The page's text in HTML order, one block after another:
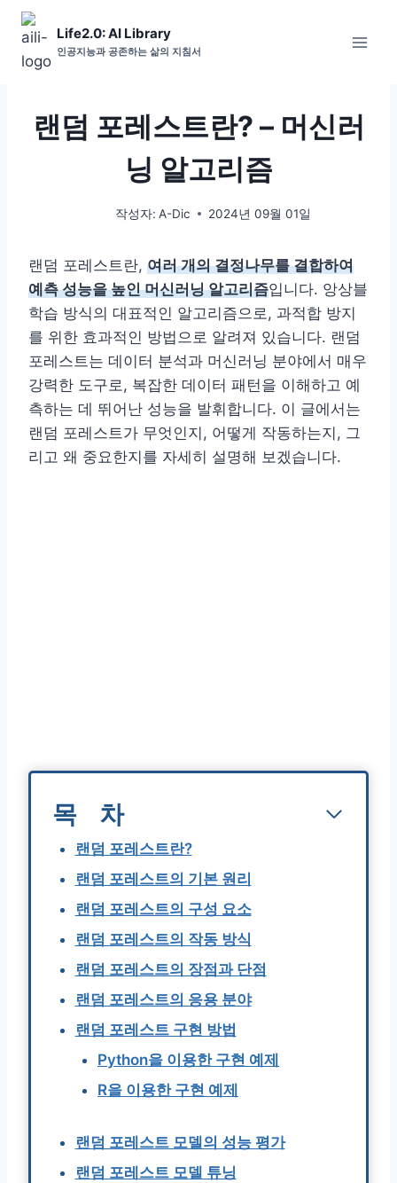
Skip
content
Life2.0: AI Library
인공지능과 공존하는 삶의 지침서
랜덤 포레스트란? – 머신러
닝 알고리즘
작성자: A-Dic 2024년 09월 01일
랜덤 포레스트란, 여러 개의 결정나무를 결합하여
예측 성능을 높인 머신러닝 알고리즘입니다. 앙상블
학습 방식의 대표적인 알고리즘으로, 과적합 방지
를 위한 효과적인 방법으로 알려져 있습니다. 랜덤
포레스트는 데이터 분석과 머신러닝 분야에서 매우
강력한 도구로, 복잡한 데이터 패턴을 이해하고 예
측하는 데 뛰어난 성능을 발휘합니다. 이 글에서는
랜덤 포레스트가 무엇인지, 어떻게 작동하는지, 그
리고 왜 중요한지를 자세히 설명해 보겠습니다.
목차
랜덤 포레스트란?
랜덤 포레스트의 기본 원리
랜덤 포레스트의 구성 요소
랜덤 포레스트의 작동 방식
랜덤 포레스트의 장점과 단점
랜덤 포레스트의 응용 분야
랜덤 포레스트 구현 방법
Python을 이용한 구현 예제
R을 이용한 구현 예제
랜덤 포레스트 모델의 성능 평가
랜덤 포레스트 모델 튜닝